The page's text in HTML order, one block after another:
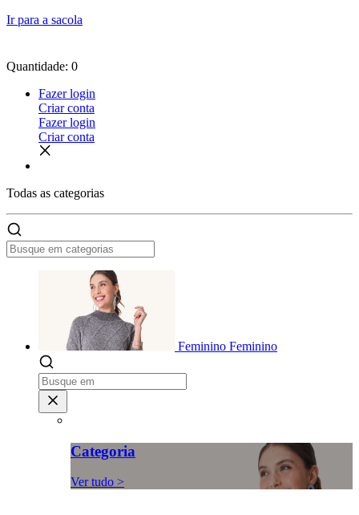
Ir para a sacola
Quantidade: 0
Fazer login
Criar conta
Fazer login
Criar conta
Todas as categorias
Feminino Feminino
Categoria
Ver tudo >